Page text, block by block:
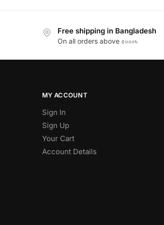
Free shipping in Bangladesh
On all orders above ৫০০০৳
MY ACCOUNT
Sign In
Sign Up
Your Cart
Account Details